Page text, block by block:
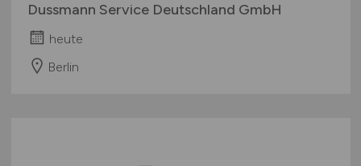
Dussmann Service Deutschland GmbH
heute
Berlin